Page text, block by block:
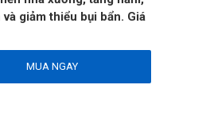
giảm thiểu bụi bẩn. Giá
MUA NGAY